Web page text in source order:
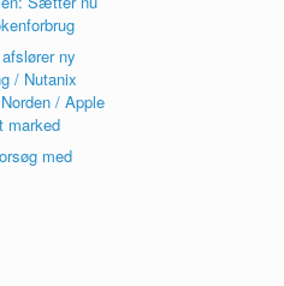
ny
/ Nutanix
/ Apple
marked
med